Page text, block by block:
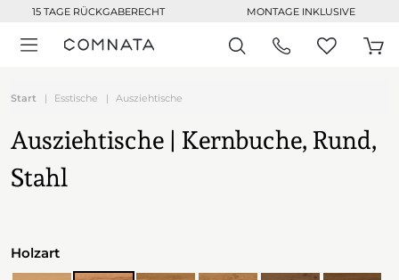
15 TAGE RÜCKGABERECHT MONTAGE INKLUSIVE
Start Esstische Ausziehtische
Ausziehtische | Kernbuche, Rund,
Stahl
Holzart